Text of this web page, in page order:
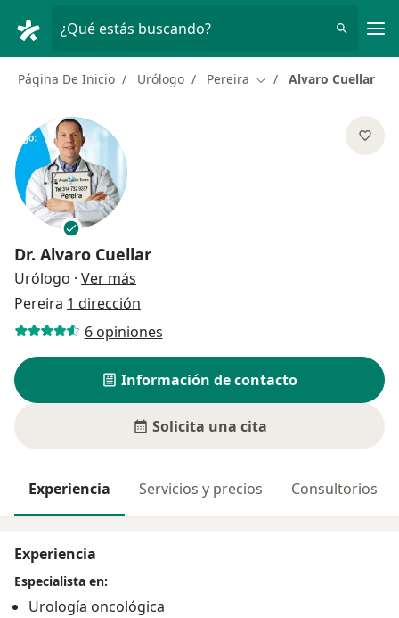
¿Qué estás buscando?
Página De Inicio Urólogo Pereira Cambiar de ciudad
Alvaro Cuellar
Dr. Alvaro Cuellar
Urólogo · Ver más
Pereira 1 dirección
6 opiniones
Información de contacto
Solicita una cita
Experiencia Servicios y precios Consultorios
Experiencia
Especialista en:
Urología oncológica